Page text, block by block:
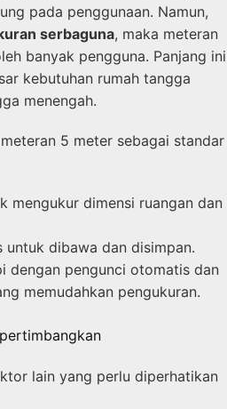
pada penggunaan. Namun,
serbaguna, maka meteran
banyak pengguna. Panjang ini
kebutuhan rumah tangga
menengah.
5 meter sebagai standar
mengukur dimensi ruangan dan
untuk dibawa dan disimpan.
dengan pengunci otomatis dan
memudahkan pengukuran.
lain yang perlu diperhatikan